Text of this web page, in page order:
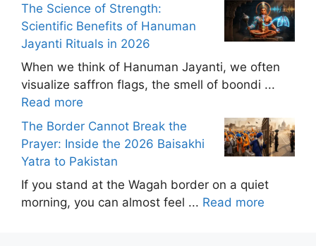
The Science of Strength:
Scientific Benefits of Hanuman
Jayanti Rituals in 2026
When we think of Hanuman Jayanti, we often
visualize saffron flags, the smell of boondi ...
Read more
The Border Cannot Break the
Prayer: Inside the 2026 Baisakhi
Yatra to Pakistan
If you stand at the Wagah border on a quiet
morning, you can almost feel ... Read more